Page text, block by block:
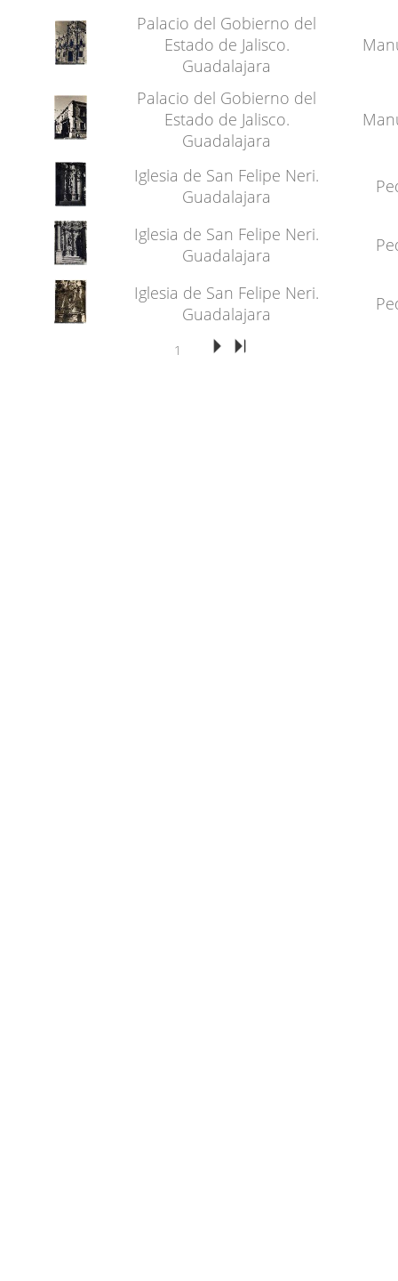
Palacio del Gobierno del
Estado de Jalisco.
Guadalajara
Palacio del Gobierno del
Estado de Jalisco.
Guadalajara
Iglesia de San Felipe Neri.
Guadalajara
Iglesia de San Felipe Neri.
Guadalajara
Iglesia de San Felipe Neri.
Guadalajara
1